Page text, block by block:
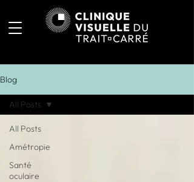
Blog
All Posts
Amétropie
Santé
oculaire
All Posts